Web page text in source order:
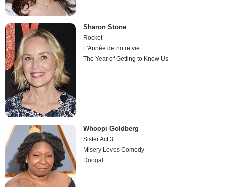
Sharon Stone
Rocket
L'Année de notre vie
The Year of Getting to Know Us
Whoopi Goldberg
Sister Act 3
Misery Loves Comedy
Doogal